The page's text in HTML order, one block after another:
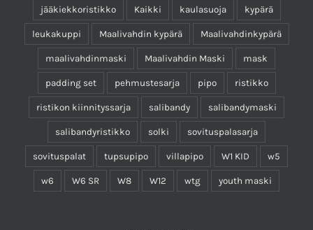
jääkiekkoristikko Kaikki kaulasuoja kypärä
leukakuppi Maalivahdin kypärä Maalivahdinkypärä
maalivahdinmaski Maalivahdin Maski mask
padding set pehmustesarja pipo ristikko
ristikon kiinnityssarja salibandy salibandymaski
salibandyristikko solki sovituspalasarja
sovituspalat tupsupipo villapipo W1 KID w5
w6 W6 SR W8 W12 wtg youth maski